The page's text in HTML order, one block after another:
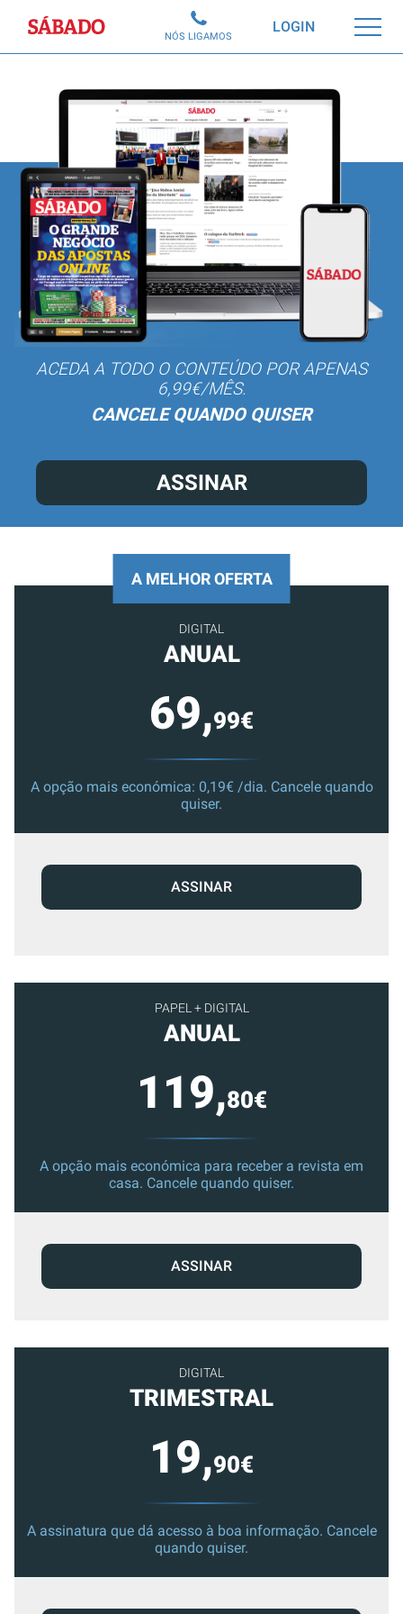
Sábado LOGIN
NÓS LIGAMOS
ACEDA A TODO O CONTEÚDO POR APENAS
6,99€/MÊS.
CANCELE QUANDO QUISER
ASSINAR
PAPEL + DIGITAL
ANUAL
119,80€
A opção mais económica para receber a revista em
casa. Cancele quando quiser.
ASSINAR
DIGITAL
TRIMESTRAL
19,90€
A assinatura que dá acesso à boa informação. Cancele
quando quiser.
A MELHOR OFERTA
DIGITAL
ANUAL
69,99€
A opção mais económica: 0,19€ /dia. Cancele quando
quiser.
ASSINAR